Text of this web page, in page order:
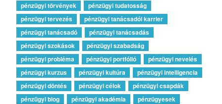
pénzügyi törvények
pénzügyi tudatosság
pénzügyi tervezés
pénzügyi tanácsadói karrier
pénzügyi tanácsadó
pénzügyi tanácsadás
pénzügyi szokások
pénzügyi szabadság
pénzügyi probléma
pénzügyi portfólió
pénzügyi nevelés
pénzügyi kurzus
pénzügyi kultúra
pénzügyi intelligencia
pénzügyi döntés
pénzügyi célok
pénzügyi csapdák
pénzügyi blog
pénzügyi akadémia
pénzügyesek